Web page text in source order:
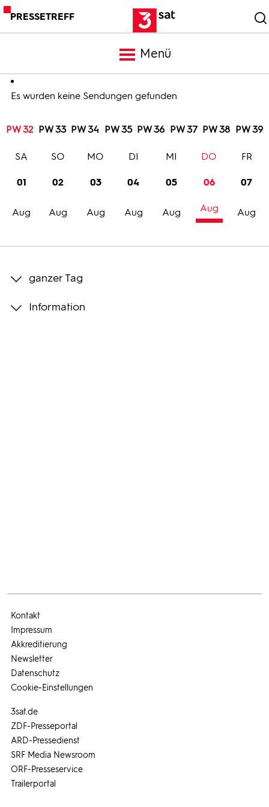
PRESSETREFF
Menü
Meldungen
Programm
Trailer
Bilder
Es wurden keine Sendungen gefunden
PW 32 PW 33 PW 34 PW 35 PW 36 PW 37 PW 38 PW 39
01
Aug
SA
02
Aug
SO
03
Aug
MO
04
Aug
DI
05
Aug
MI
06
Aug
DO
07
Aug
FR
ganzer Tag
Information
3sat.de
ZDF-Presseportal
ARD-Pressedienst
SRF Media Newsroom
ORF-Presseservice
Trailerportal
Kontakt
Impressum
Akkreditierung
Newsletter
Datenschutz
Cookie-Einstellungen